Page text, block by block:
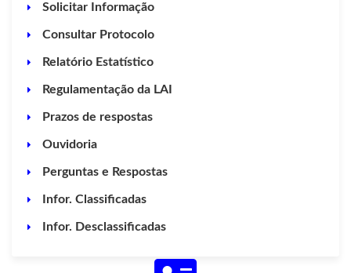
Solicitar Informação
Consultar Protocolo
Relatório Estatístico
Regulamentação da LAI
Prazos de respostas
Ouvidoria
Perguntas e Respostas
Infor. Classificadas
Infor. Desclassificadas